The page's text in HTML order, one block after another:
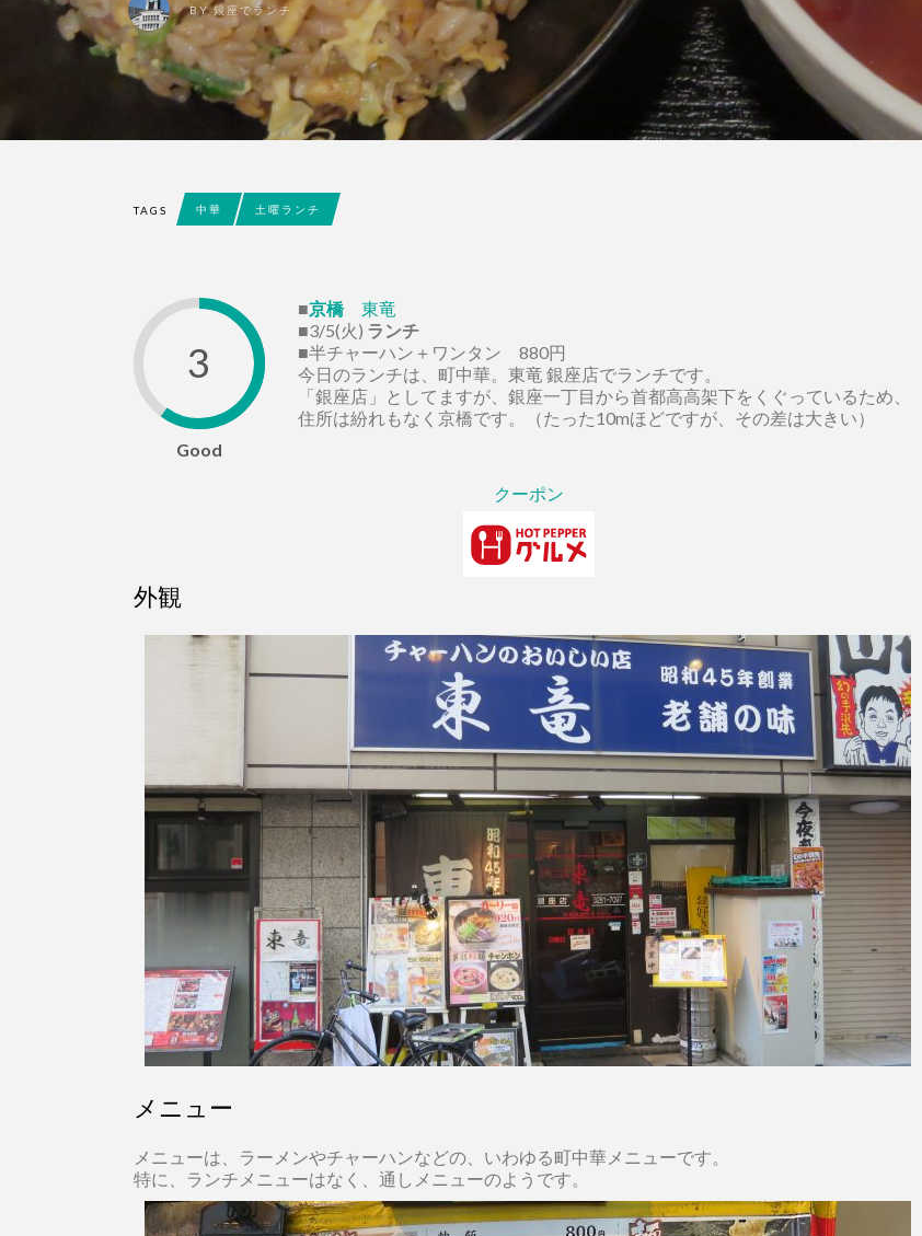
BY銀座でランチ
TAGS 中華 土曜ランチ
3
Good
■京橋
東竜
■3/5(火) ランチ
■半チャーハン＋ワンタン 880円
今日のランチは、町中華。東竜 銀座店でランチです。
「銀座店」としてますが、銀座一丁目から首都高高架下をくぐっているため、
住所は紛れもなく京橋です。（たった10mほどですが、その差は大きい）
クーポン
外観
メニュー
メニューは、ラーメンやチャーハンなどの、いわゆる町中華メニューです。
特に、ランチメニューはなく、通しメニューのようです。